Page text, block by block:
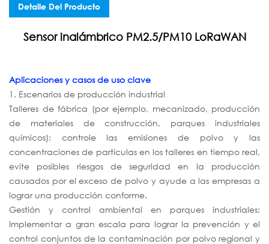
Detalle Del Producto
Sensor inalámbrico PM2.5/PM10 LoRaWAN
Aplicaciones y casos de uso clave
1. Escenarios de producción industrial
Talleres de fábrica (por ejemplo, mecanizado, producción
de materiales de construcción, parques industriales
químicos): controle las emisiones de polvo y las
concentraciones de partículas en los talleres en tiempo real,
evite posibles riesgos de seguridad en la producción
causados por el exceso de polvo y ayude a las empresas a
lograr una producción conforme.
Gestión y control ambiental en parques industriales:
Implementar a gran escala para lograr la prevención y el
control conjuntos de la contaminación por polvo regional y